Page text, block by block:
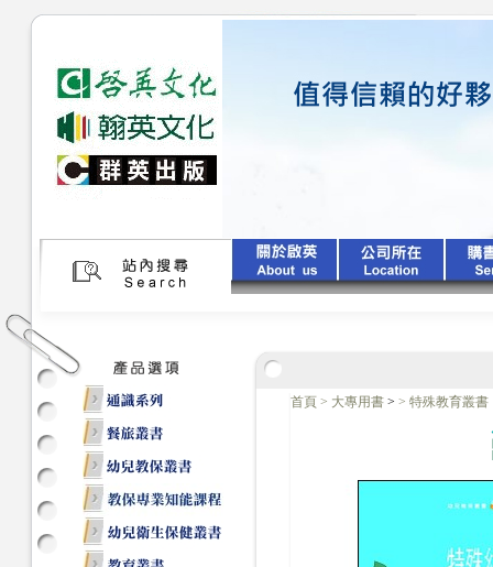
首頁 > 大專用書 > > 特殊教育叢書